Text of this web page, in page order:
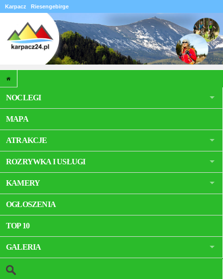
Karpacz Riesengebirge
NOCLEGI
MAPA
ATRAKCJE
ROZRYWKA I USŁUGI
KAMERY
OGŁOSZENIA
TOP 10
GALERIA